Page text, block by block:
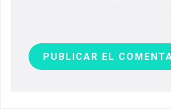
PUBLICAR EL